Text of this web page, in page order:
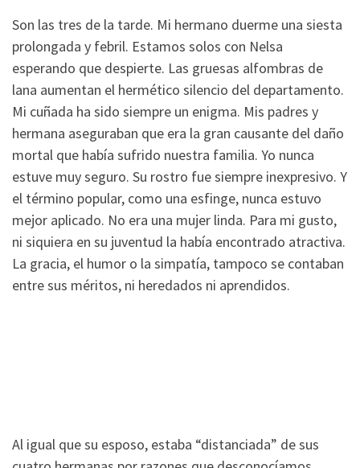
Son las tres de la tarde. Mi hermano duerme una siesta
prolongada y febril. Estamos solos con Nelsa
esperando que despierte. Las gruesas alfombras de
lana aumentan el hermético silencio del departamento.
Mi cuñada ha sido siempre un enigma. Mis padres y
hermana aseguraban que era la gran causante del daño
mortal que había sufrido nuestra familia. Yo nunca
estuve muy seguro. Su rostro fue siempre inexpresivo. Y
el término popular, como una esfinge, nunca estuvo
mejor aplicado. No era una mujer linda. Para mi gusto,
ni siquiera en su juventud la había encontrado atractiva.
La gracia, el humor o la simpatía, tampoco se contaban
entre sus méritos, ni heredados ni aprendidos.
Al igual que su esposo, estaba “distanciada” de sus